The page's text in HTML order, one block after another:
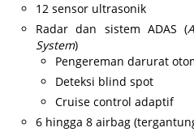
12 sensor ultrasonik
Radar dan sistem ADAS (
System)
Pengereman darurat
Deteksi blind spot
Cruise control adaptif
6 hingga 8 airbag